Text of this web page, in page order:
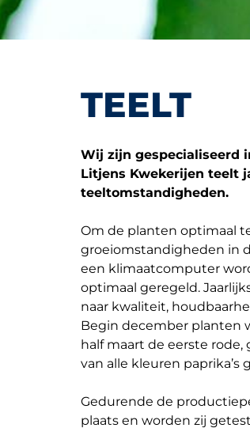
TEELT
Wij zijn gespecialiseerd
Litjens Kwekerijen teelt
teeltomstandigheden.
Om de planten optimaal
groeiomstandigheden in
een klimaatcomputer
optimaal geregeld.
naar kwaliteit,
Begin december planten
half maart de eerste rode,
van alle kleuren
Gedurende de
plaats en worden zij